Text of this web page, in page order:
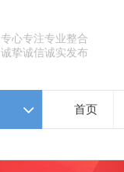
专心专注专业整合
诚挚诚信诚实发布
首页